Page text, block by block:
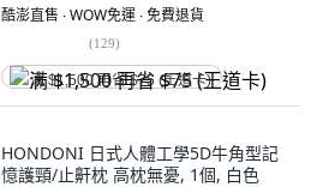
酷澎直售 ∙ WOW免運 ∙ 免費退貨
(129)
满 $1,500 再省 $75 (王道卡)
HONDONI 日式人體工學5D牛角型記
憶護頸/止鼾枕 高枕無憂, 1個, 白色